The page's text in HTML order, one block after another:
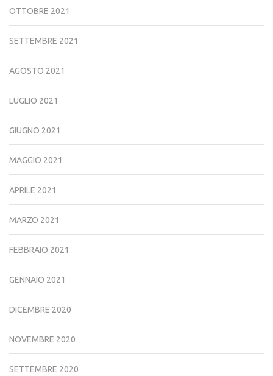
OTTOBRE 2021
SETTEMBRE 2021
AGOSTO 2021
LUGLIO 2021
GIUGNO 2021
MAGGIO 2021
APRILE 2021
MARZO 2021
FEBBRAIO 2021
GENNAIO 2021
DICEMBRE 2020
NOVEMBRE 2020
SETTEMBRE 2020